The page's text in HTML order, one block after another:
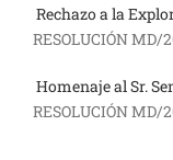
Rechazo a la
RESOLUCIÓN MD/
Homenaje al Sr.
RESOLUCIÓN MD/